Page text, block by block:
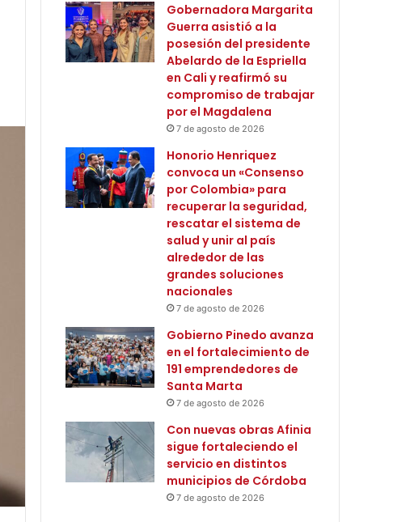
Gobernadora Margarita
Guerra asistió a la
posesión del presidente
Abelardo de la Espriella
en Cali y reafirmó su
compromiso de trabajar
por el Magdalena
7 de agosto de 2026
Honorio Henriquez
convoca un «Consenso
por Colombia» para
recuperar la seguridad,
rescatar el sistema de
salud y unir al país
alrededor de las
grandes soluciones
nacionales
7 de agosto de 2026
Gobierno Pinedo avanza
en el fortalecimiento de
191 emprendedores de
Santa Marta
7 de agosto de 2026
Con nuevas obras Afinia
sigue fortaleciendo el
servicio en distintos
municipios de Córdoba
7 de agosto de 2026